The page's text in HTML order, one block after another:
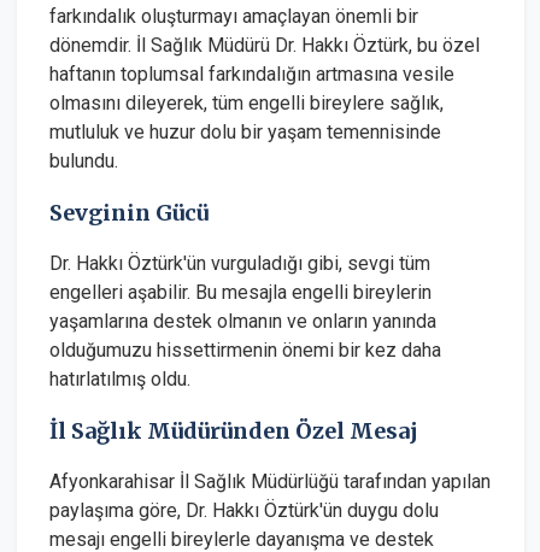
farkındalık oluşturmayı amaçlayan önemli bir
dönemdir. İl Sağlık Müdürü Dr. Hakkı Öztürk, bu özel
haftanın toplumsal farkındalığın artmasına vesile
olmasını dileyerek, tüm engelli bireylere sağlık,
mutluluk ve huzur dolu bir yaşam temennisinde
bulundu.
Sevginin Gücü
Dr. Hakkı Öztürk'ün vurguladığı gibi, sevgi tüm
engelleri aşabilir. Bu mesajla engelli bireylerin
yaşamlarına destek olmanın ve onların yanında
olduğumuzu hissettirmenin önemi bir kez daha
hatırlatılmış oldu.
İl Sağlık Müdüründen Özel Mesaj
Afyonkarahisar İl Sağlık Müdürlüğü tarafından yapılan
paylaşıma göre, Dr. Hakkı Öztürk'ün duygu dolu
mesajı engelli bireylerle dayanışma ve destek